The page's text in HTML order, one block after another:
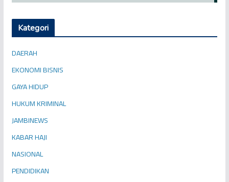
Kategori
DAERAH
EKONOMI BISNIS
GAYA HIDUP
HUKUM KRIMINAL
JAMBINEWS
KABAR HAJI
NASIONAL
PENDIDIKAN